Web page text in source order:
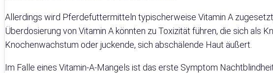
Allerdings wird Pferdefuttermitteln typischerweise Vitamin A
Überdosierung von Vitamin A könnten zu Toxizität führen, die sich als
Knochenwachstum oder juckende, sich abschälende Haut äußert.
Im Falle eines Vitamin-A-Mangels ist das erste Symptom